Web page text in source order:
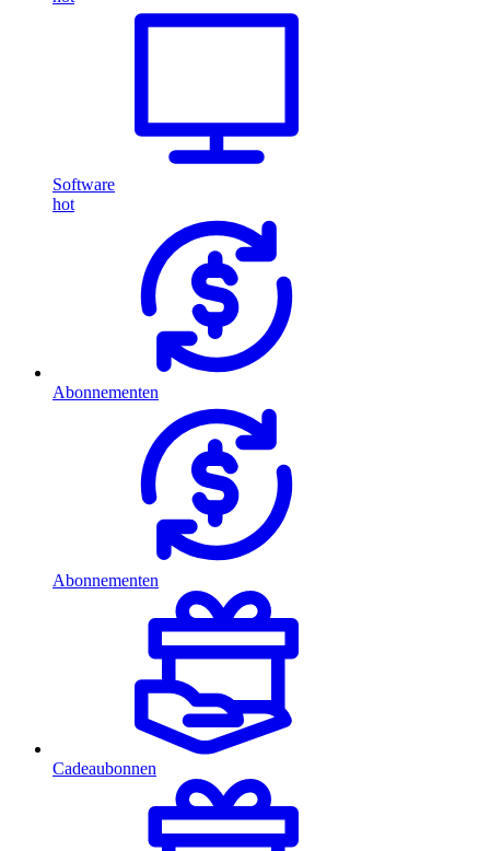
Software
hot
Abonnementen
Abonnementen
Cadeaubonnen